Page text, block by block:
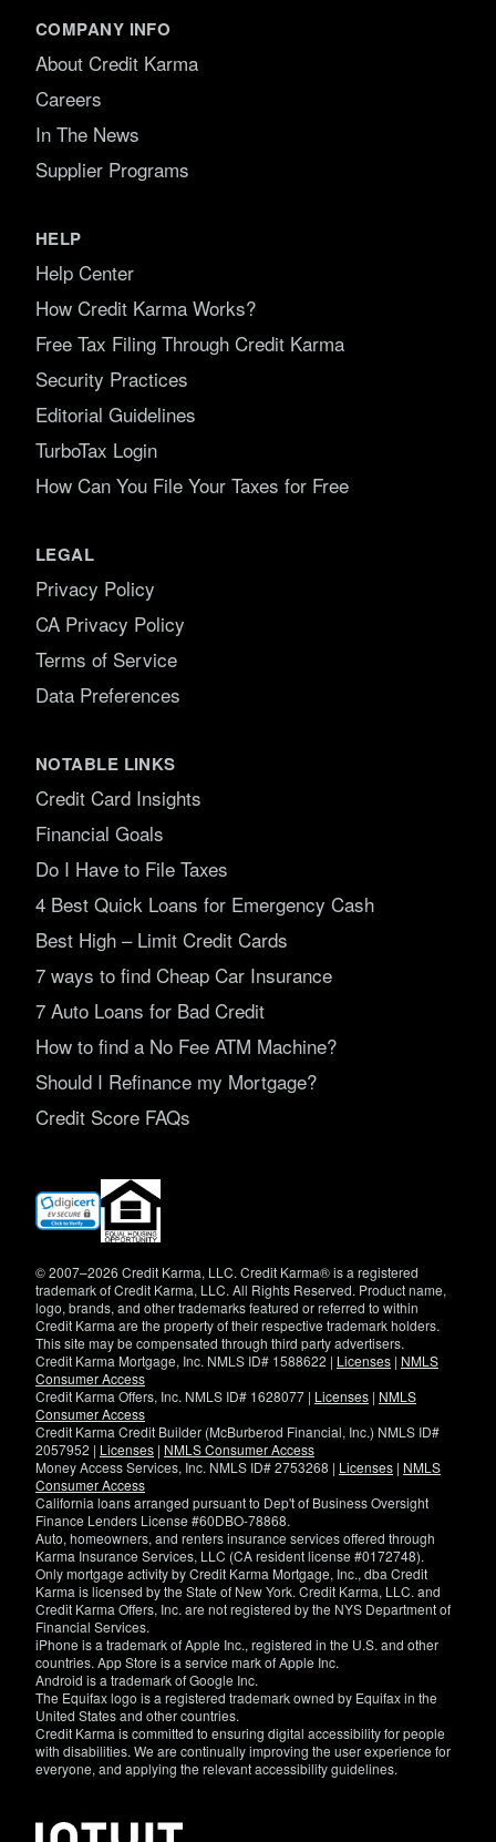
COMPANY INFO
About Credit Karma
Careers
In The News
Supplier Programs
HELP
Help Center
How Credit Karma Works?
Free Tax Filing Through Credit Karma
Security Practices
Editorial Guidelines
TurboTax Login
How Can You File Your Taxes for Free
LEGAL
Privacy Policy
CA Privacy Policy
Terms of Service
Data Preferences
NOTABLE LINKS
Credit Card Insights
Financial Goals
Do I Have to File Taxes
4 Best Quick Loans for Emergency Cash
Best High – Limit Credit Cards
7 ways to find Cheap Car Insurance
7 Auto Loans for Bad Credit
How to find a No Fee ATM Machine?
Should I Refinance my Mortgage?
Credit Score FAQs
(opens
new
© 2007–2026 Credit Karma, LLC. Credit Karma® is a registered
trademark of Credit Karma, LLC. All Rights Reserved. Product name,
logo, brands, and other trademarks featured or referred to within
Credit Karma are the property of their respective trademark holders.
This site may be compensated through third party advertisers.
Credit Karma Mortgage, Inc. NMLS ID# 1588622 | Licenses | NMLS
Consumer Access
Credit Karma Offers, Inc. NMLS ID# 1628077 | Licenses | NMLS
Consumer Access
Credit Karma Credit Builder (McBurberod Financial, Inc.) NMLS ID#
2057952 | Licenses | NMLS Consumer Access
Money Access Services, Inc. NMLS ID# 2753268 | Licenses | NMLS
Consumer Access
California loans arranged pursuant to Dep't of Business Oversight
Finance Lenders License #60DBO-78868.
Auto, homeowners, and renters insurance services offered through
Karma Insurance Services, LLC (CA resident license #0172748).
Only mortgage activity by Credit Karma Mortgage, Inc., dba Credit
Karma is licensed by the State of New York. Credit Karma, LLC. and
Credit Karma Offers, Inc. are not registered by the NYS Department of
Financial Services.
iPhone is a trademark of Apple Inc., registered in the U.S. and other
countries. App Store is a service mark of Apple Inc.
Android is a trademark of Google Inc.
The Equifax logo is a registered trademark owned by Equifax in the
United States and other countries.
Credit Karma is committed to ensuring digital accessibility for people
with disabilities. We are continually improving the user experience for
everyone, and applying the relevant accessibility guidelines.
have